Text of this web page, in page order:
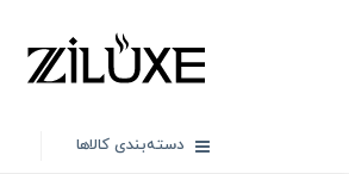
دسته‌بندی کالاها